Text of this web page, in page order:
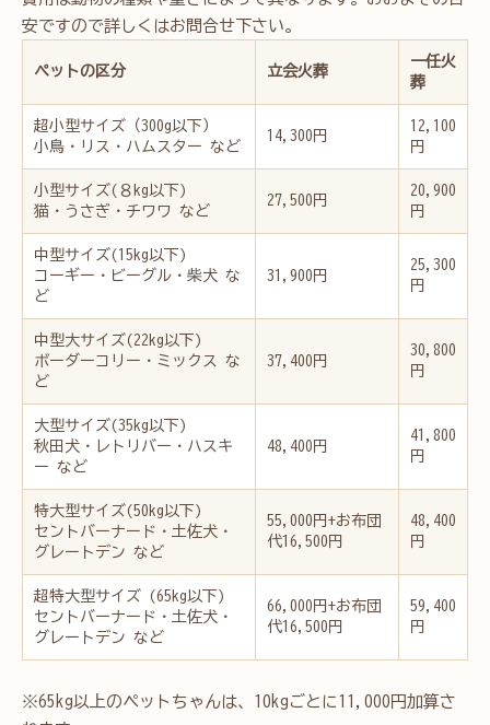
安ですので詳しくはお問合せ下さい。
ペットの区分 立会火葬
一任火
葬
超小型サイズ（300g以下）
小鳥・リス・ハムスター など
14,300円
12,100
円
小型サイズ(８kg以下)
猫・うさぎ・チワワ など
27,500円
20,900
円
中型サイズ(15kg以下)
コーギー・ビーグル・柴犬 な
ど
31,900円
25,300
円
中型大サイズ(22kg以下)
ボーダーコリー・ミックス な
ど
37,400円
30,800
円
大型サイズ(35kg以下)
秋田犬・レトリバー・ハスキ
ー など
48,400円
41,800
円
特大型サイズ(50kg以下)
セントバーナード・土佐犬・
グレートデン など
55,000円+お布団
代16,500円
48,400
円
超特大型サイズ (65kg以下)
セントバーナード・土佐犬・
グレートデン など
66,000円+お布団
代16,500円
59,400
円
※65kg以上のペットちゃんは、10kgごとに11,000円加算さ